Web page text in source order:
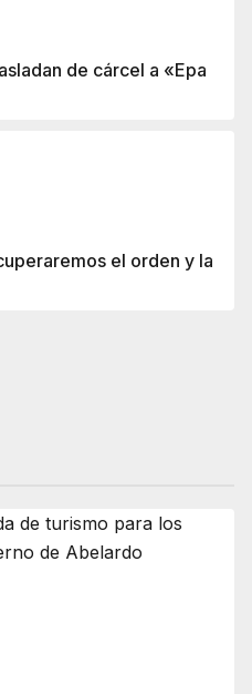
de cárcel a «Epa
el orden y la